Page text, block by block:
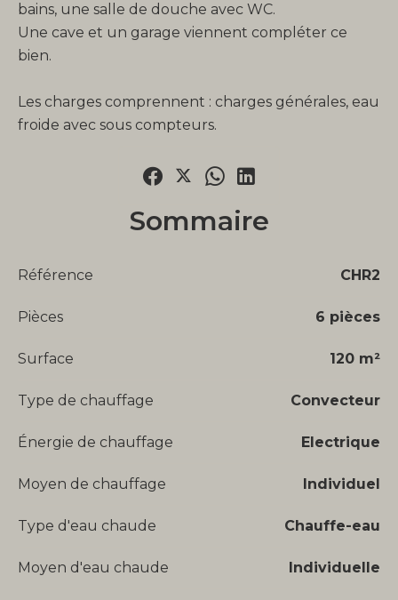
bains, une salle de douche avec WC.
Une cave et un garage viennent compléter ce
bien.
Les charges comprennent : charges générales, eau
froide avec sous compteurs.
Sommaire
Référence CHR2
Pièces 6 pièces
Surface 120 m²
Type de chauffage Convecteur
Énergie de chauffage Electrique
Moyen de chauffage Individuel
Type d'eau chaude Chauffe-eau
Moyen d'eau chaude Individuelle